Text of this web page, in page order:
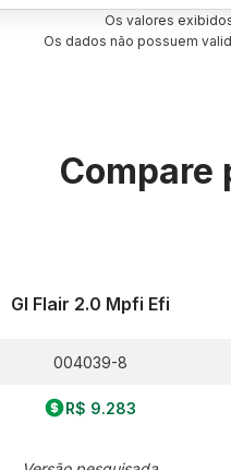
Os valores
Os dados não possuem
Compare
Gl Flair 2.0 Mpfi Efi
004039-8
R$ 9.283